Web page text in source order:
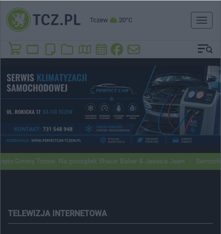
Tczew 20°C
Toggle
Tczew. Na początek Shaun Baker & Jessica Jean Samochody
TELEWIZJA INTERNETOWA